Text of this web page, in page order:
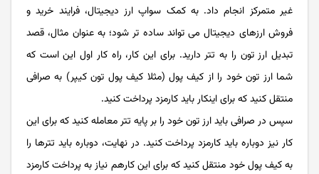
غیر متمرکز انجام داد. به کمک سواپ ارز دیجیتال، فرایند خرید و
فروش ارزهای دیجیتال می تواند ساده تر شود؛ به عنوان مثال، قصد
تبدیل ارز تون را به تتر دارید. برای این کار، راه کار اول این است که
شما ارز تون خود را از کیف پول (مثلا کیف پول تون کیپر) به صرافی
منتقل کنید که برای اینکار باید کارمزد پرداخت کنید.
سپس در صرافی باید ارز تون خود را بر پایه تتر معامله کنید که برای این
کار نیز دوباره باید کارمزد پرداخت کنید. در نهایت، دوباره باید تترها را
به کیف پول خود منتقل کنید که برای این کارهم نیاز به پرداخت کارمزد